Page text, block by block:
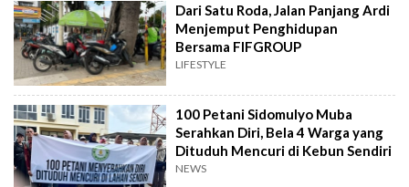
Dari Satu Roda, Jalan Panjang Ardi
Menjemput Penghidupan
Bersama FIFGROUP
LIFESTYLE
100 Petani Sidomulyo Muba
Serahkan Diri, Bela 4 Warga yang
Dituduh Mencuri di Kebun Sendiri
NEWS